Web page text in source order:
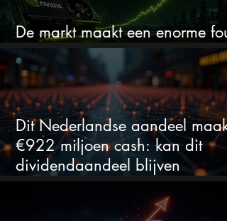
De markt maakt een enorme fout
Dit Nederlandse aandeel maakt
€922 miljoen cash: kan dit
dividendaandeel blijven
verhogen?